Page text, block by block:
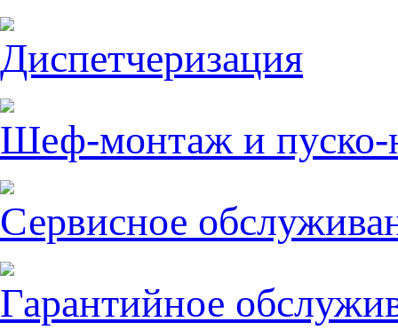
Диспетчеризация
Шеф-монтаж и пуско-
Сервисное
Гарантийное